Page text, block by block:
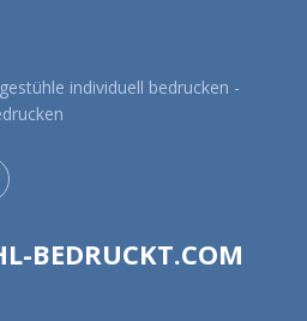
individuell bedrucken -
BEDRUCKT.COM